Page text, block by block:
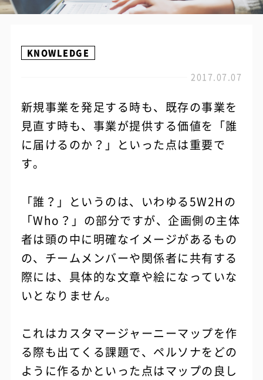
KNOWLEDGE
2017.07.07
新規事業を発足する時も、既存の事業を
見直す時も、事業が提供する価値を「誰
に届けるのか？」といった点は重要で
す。
「誰？」というのは、いわゆる5W2Hの
「Who？」の部分ですが、企画側の主体
者は頭の中に明確なイメージがあるもの
の、チームメンバーや関係者に共有する
際には、具体的な文章や絵になっていな
いとなりません。
これはカスタマージャーニーマップを作
る際も出てくる課題で、ペルソナをどの
ように作るかといった点はマップの良し